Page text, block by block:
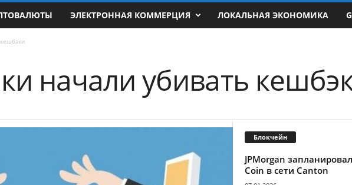
ЭЛЕКТРОННАЯ КОММЕРЦИЯ ЛОКАЛЬНАЯ ЭКОНОМИКА
начали убивать
Блокчейн
JPMorgan
Coin в сети Canton